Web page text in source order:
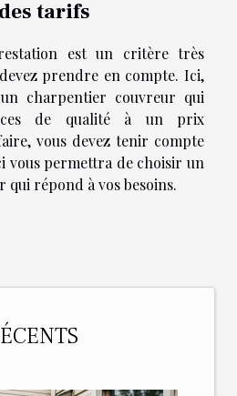
tarifs
est un critère très
prendre en compte. Ici,
charpentier couvreur qui
de qualité à un prix
vous devez tenir compte
vous permettra de choisir un
répond à vos besoins.